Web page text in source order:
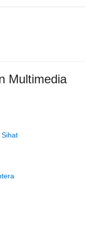
Multimedia